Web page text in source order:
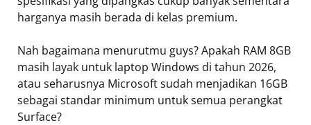
harganya masih berada di kelas premium.
Nah bagaimana menurutmu guys? Apakah RAM 8GB
masih layak untuk laptop Windows di tahun 2026,
atau seharusnya Microsoft sudah menjadikan 16GB
sebagai standar minimum untuk semua perangkat
Surface?